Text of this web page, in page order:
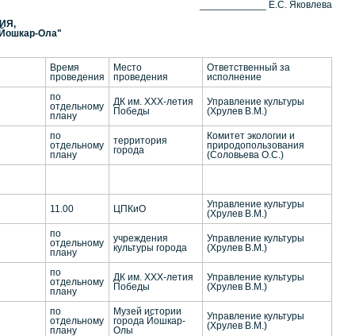
____________ Е.С. Яковлева
Йошкар-Ола"
Время
проведения
Место
проведения
Ответственный за
исполнение
по
отдельному
плану
ДК им. ХХХ-летия
Победы
Управление культуры
(Хрулев В.М.)
по
отдельному
плану
территория
города
Комитет экологии и
природопользования
(Соловьева О.С.)
11.00 ЦПКиО
Управление культуры
(Хрулев В.М.)
по
отдельному
плану
учреждения
культуры города
Управление культуры
(Хрулев В.М.)
по
отдельному
плану
ДК им. ХХХ-летия
Победы
Управление культуры
(Хрулев В.М.)
по
отдельному
плану
Музей истории
города Йошкар-
Олы
Управление культуры
(Хрулев В.М.)